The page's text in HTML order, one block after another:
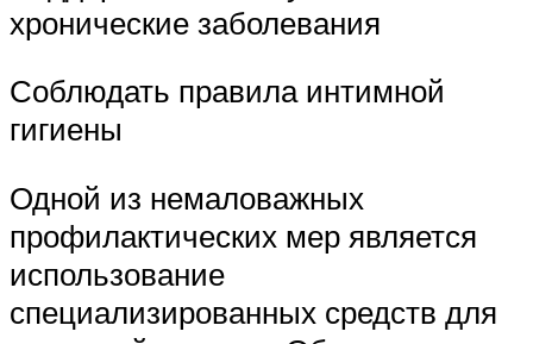
хронические заболевания
Соблюдать правила интимной
гигиены
Одной из немаловажных
профилактических мер является
использование
специализированных средств для